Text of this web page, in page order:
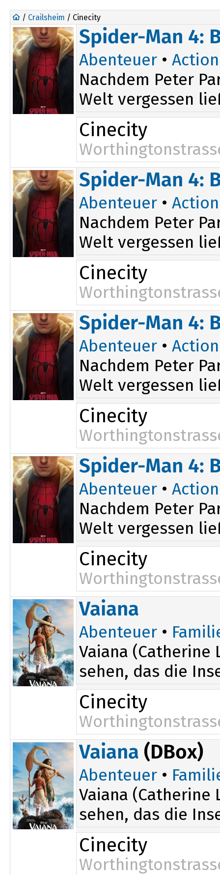
/ Crailsheim / Cinecity
Spider-Man 4:
Abenteuer • Action
Nachdem Peter
Welt vergessen
Cinecity
Spider-Man 4:
Abenteuer • Action
Nachdem Peter
Welt vergessen
Cinecity
Spider-Man 4:
Abenteuer • Action
Nachdem Peter
Welt vergessen
Cinecity
16:00
19:15
Spider-Man 4:
Abenteuer • Action
Nachdem Peter
Welt vergessen
Cinecity
14:00
17:00
20:00
Vaiana
Abenteuer •
Vaiana
sehen, das die
Cinecity
Vaiana (DBox)
Abenteuer •
Vaiana
sehen, das die
Cinecity